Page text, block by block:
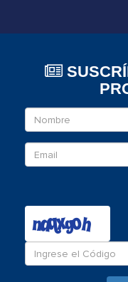
Nombre
Email
Ingrese
el
c�digo